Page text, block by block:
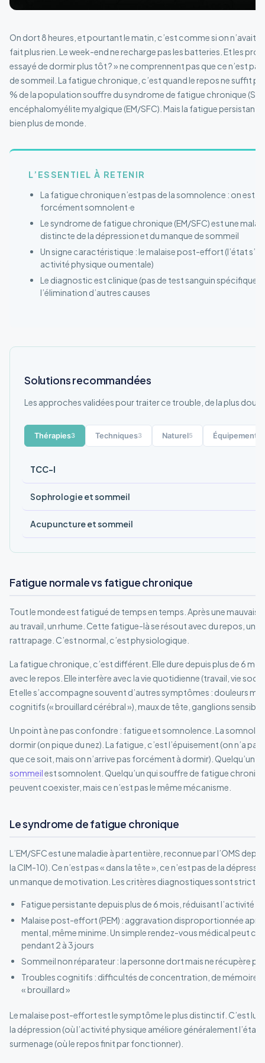
On dort 8 heures, et pourtant le matin, c’est comme si on n’avait
fait plus rien. Le week-end ne recharge pas les batteries. Et les
essayé de dormir plus tôt ? » ne comprennent pas que ce n’est
de sommeil. La fatigue chronique, c’est quand le repos ne suffit
% de la population souffre du syndrome de fatigue chronique
encéphalomyélite myalgique (EM/SFC). Mais la fatigue
bien plus de monde.
L’ESSENTIEL À RETENIR
La fatigue chronique n’est pas de la somnolence : on est
forcément somnolent·e
Le syndrome de fatigue chronique (EM/SFC) est une
distincte de la dépression et du manque de sommeil
Un signe caractéristique : le malaise post-effort (l’état
activité physique ou mentale)
Le diagnostic est clinique (pas de test sanguin spécifique)
l’élimination d’autres causes
Solutions recommandées
Les approches validées pour traiter ce trouble, de la plus
Thérapies3 Techniques3 Naturel5 Équipement
TCC-I
Sophrologie et sommeil
Acupuncture et sommeil
Fatigue normale vs fatigue chronique
Tout le monde est fatigué de temps en temps. Après une
au travail, un rhume. Cette fatigue-là se résout avec du repos, un
rattrapage. C’est normal, c’est physiologique.
La fatigue chronique, c’est différent. Elle dure depuis plus de 6
avec le repos. Elle interfère avec la vie quotidienne (travail, vie
Et elle s’accompagne souvent d’autres symptômes : douleurs
cognitifs (« brouillard cérébral »), maux de tête, ganglions
Un point à ne pas confondre : fatigue et somnolence. La
dormir (on pique du nez). La fatigue, c’est l’épuisement (on n’a pas
que ce soit, mais on n’arrive pas forcément à dormir). Quelqu’un
sommeilest somnolent. Quelqu’un qui souffre de fatigue
peuvent coexister, mais ce n’est pas le même mécanisme.
Le syndrome de fatigue chronique
L’EM/SFC est une maladie à part entière, reconnue par l’OMS
la CIM-10). Ce n’est pas « dans la tête », ce n’est pas de la
un manque de motivation. Les critères diagnostiques sont stricts :
Fatigue persistante depuis plus de 6 mois, réduisant l’activité
Malaise post-effort (PEM) : aggravation disproportionnée
mental, même minime. Un simple rendez-vous médical peut
pendant 2 à 3 jours
Sommeil non réparateur : la personne dort mais ne récupère
Troubles cognitifs : difficultés de concentration, de mémoire,
« brouillard »
Le malaise post-effort est le symptôme le plus distinctif. C’est lui
la dépression (où l’activité physique améliore généralement l’état)
surmenage (où le repos finit par fonctionner).